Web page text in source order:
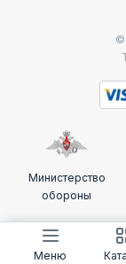
©
Министерство
обороны
Меню